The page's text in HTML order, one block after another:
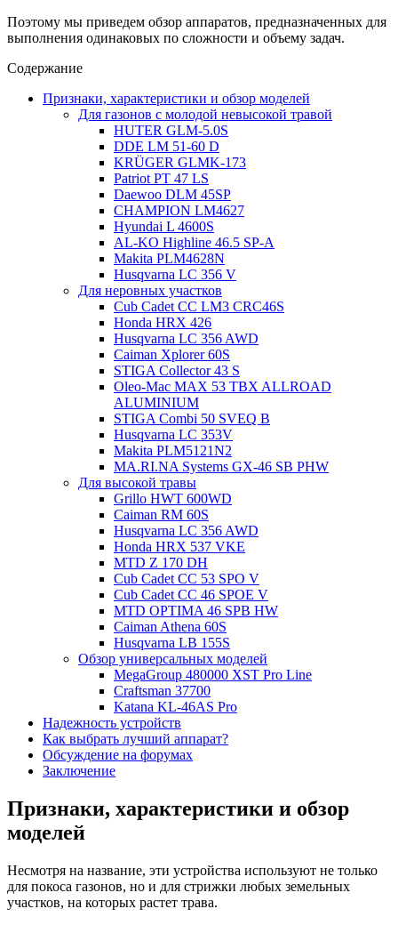
Поэтому мы приведем обзор аппаратов, предназначенных для
выполнения одинаковых по сложности и объему задач.
Содержание
Признаки, характеристики и обзор моделей
Для газонов с молодой невысокой травой
HUTER GLM-5.0S
DDE LM 51-60 D
KRÜGER GLMK-173
Patriot РТ 47 LS
Daewoo DLM 45SP
CHAMPION LM4627
Hyundai L 4600S
AL-KO Highline 46.5 SP-A
Makita PLM4628N
Husqvarna LC 356 V
Для неровных участков
Cub Cadet CC LM3 CRC46S
Honda HRX 426
Husqvarna LC 356 AWD
Caiman Xplorer 60S
STIGA Collector 43 S
Oleo-Mac MAX 53 TBX ALLROAD
ALUMINIUM
STIGA Combi 50 SVEQ B
Husqvarna LC 353V
Makita PLM5121N2
MA.RI.NA Systems GX-46 SB PHW
Для высокой травы
Grillo HWT 600WD
Caiman RM 60S
Husqvarna LC 356 AWD
Honda HRX 537 VKE
MTD Z 170 DH
Cub Cadet CC 53 SPO V
Cub Cadet CC 46 SPOE V
MTD OPTIMA 46 SPB HW
Caiman Athena 60S
Husqvarna LB 155S
Обзор универсальных моделей
MegaGroup 480000 XST Pro Line
Craftsman 37700
Katana KL-46AS Pro
Надежность устройств
Как выбрать лучший аппарат?
Обсуждение на форумах
Заключение
Признаки, характеристики и обзор
моделей
Несмотря на название, эти устройства используют не только
для покоса газонов, но и для стрижки любых земельных
участков, на которых растет трава.